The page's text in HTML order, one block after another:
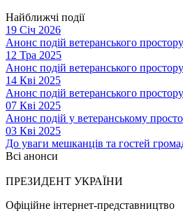
Найближчі події
19 Січ 2026
Анонс подій ветеранського
12 Тра 2025
Анонс подій ветеранського
14 Кві 2025
Анонс подій ветеранського
07 Кві 2025
Анонс подій у ветеранському
03 Кві 2025
До уваги мешканців та гостей
Всі анонси
ПРЕЗИДЕНТ УКРАЇНИ
Офіційне інтернет-представництво